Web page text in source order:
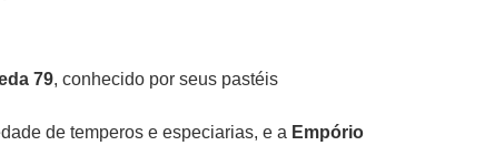
79, conhecido por seus pastéis
de temperos e especiarias, e a Empório